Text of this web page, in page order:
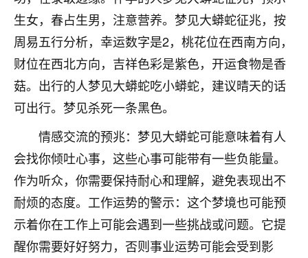
生女，春占生男，注意营养。梦见大蟒蛇征兆，按
周易五行分析，幸运数字是2，桃花位在西南方向，
财位在西北方向，吉祥色彩是紫色，开运食物是香
菇。出行的人梦见大蟒蛇吃小蟒蛇，建议晴天的话
可出行。梦见杀死一条黑色。
情感交流的预兆：梦见大蟒蛇可能意味着有人
会找你倾吐心事，这些心事可能带有一些负能量。
作为听众，你需要保持耐心和理解，避免表现出不
耐烦的态度。工作运势的警示：这个梦境也可能预
示着你在工作上可能会遇到一些挑战或问题。它提
醒你需要好好努力，否则事业运势可能会受到影
鹿森 ：可怜天下父母心啊！
3小时前 来自河北 16
付深
我是公司人事调整，有升迁机会，但同时竞争的我们
三个，找老师的时候是抱着侥幸心理，没想到老师看
着我晋升有望，我半信半疑的按照老师建议，做了化
太岁还有一个发钱粮，本来年前的人事调整，拖到年
后，我以为都没戏了，结果开年一上班，开会提拔升
职第一个就是我，职务无所谓，主要是底薪加了
3000，非常开心，无论如何，感恩感谢！🙏🏻
鹿森：恭喜升职加薪！！，请客吗？�